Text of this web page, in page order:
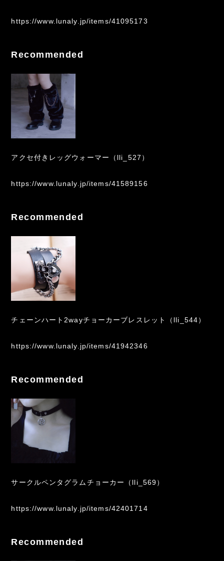
https://www.lunaly.jp/items/41095173
Recommended
アクセ付きレッグウォーマー（lli_527）
https://www.lunaly.jp/items/41589156
Recommended
チェーンハート2wayチョーカーブレスレット（lli_544）
https://www.lunaly.jp/items/41942346
Recommended
サークルペンタグラムチョーカー（lli_569）
https://www.lunaly.jp/items/42401714
Recommended